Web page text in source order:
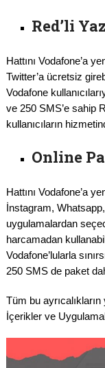
Red’li
Hattını Vodafone’a
Twitter’a ücretsiz
Vodafone
ve 250 SMS’e sahip
kullanıcıların
Online
Hattını Vodafone’a
İnstagram,
uygulamalardan
harcamadan
Vodafone’lularla
250 SMS de paket
Tüm bu
İçerikler ve